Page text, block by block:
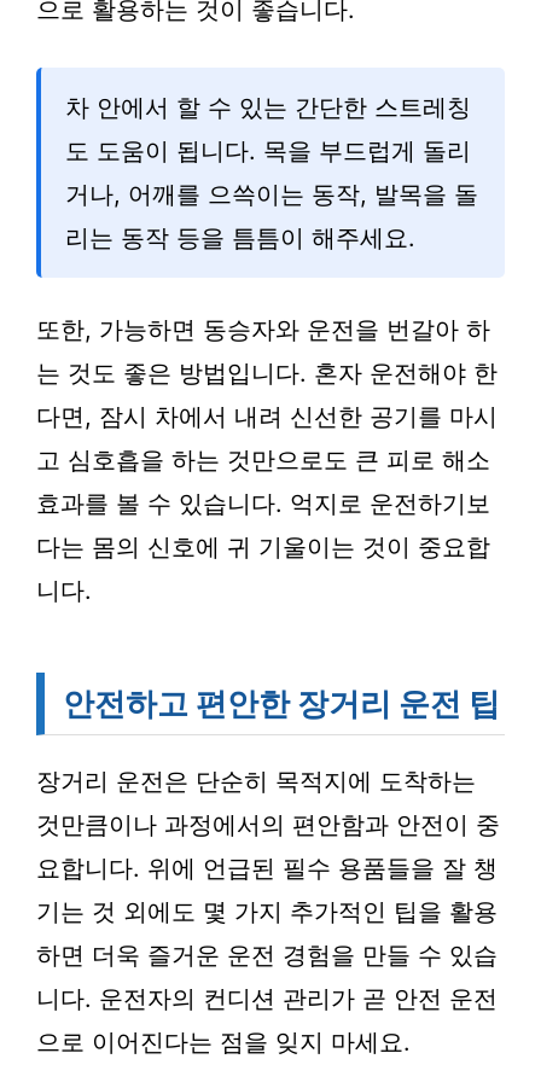
으로 활용하는 것이 좋습니다.
차 안에서 할 수 있는 간단한 스트레칭
도 도움이 됩니다. 목을 부드럽게 돌리
거나, 어깨를 으쓱이는 동작, 발목을 돌
리는 동작 등을 틈틈이 해주세요.
또한, 가능하면 동승자와 운전을 번갈아 하
는 것도 좋은 방법입니다. 혼자 운전해야 한
다면, 잠시 차에서 내려 신선한 공기를 마시
고 심호흡을 하는 것만으로도 큰 피로 해소
효과를 볼 수 있습니다. 억지로 운전하기보
다는 몸의 신호에 귀 기울이는 것이 중요합
니다.
안전하고 편안한 장거리 운전 팁
장거리 운전은 단순히 목적지에 도착하는
것만큼이나 과정에서의 편안함과 안전이 중
요합니다. 위에 언급된 필수 용품들을 잘 챙
기는 것 외에도 몇 가지 추가적인 팁을 활용
하면 더욱 즐거운 운전 경험을 만들 수 있습
니다. 운전자의 컨디션 관리가 곧 안전 운전
으로 이어진다는 점을 잊지 마세요.